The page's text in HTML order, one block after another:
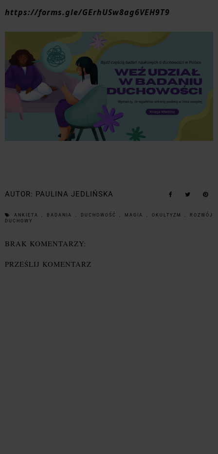
https://forms.gle/GErhUSw8ag6VEH9T9
AUTOR: PAULINA JEDLIŃSKA
ANKIETA BADANIA DUCHOWOŚĆ MAGIA OKULTYZM
ROZWÓJ
DUCHOWY
BRAK KOMENTARZY:
PRZEŚLIJ KOMENTARZ